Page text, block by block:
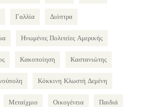
Γαλλία Διόπτρα
Ηνωμένες Πολιτείες Αμερικής
Κακοποίηση Καστανιώτης
Κόκκινη Κλωστή Δεμένη
Μεταίχμιο Οικογένεια Παιδιά